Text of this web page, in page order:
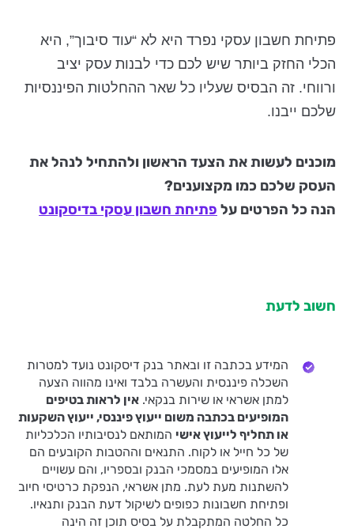
פתיחת חשבון עסקי נפרד היא לא “עוד סיבוך”, היא
הכלי החזק ביותר שיש לכם כדי לבנות עסק יציב
ורווחי. זה הבסיס שעליו כל שאר ההחלטות הפיננסיות
שלכם ייבנו.
מוכנים לעשות את הצעד הראשון ולהתחיל לנהל את
העסק שלכם כמו מקצוענים?
הנה כל הפרטים על פתיחת חשבון עסקי בדיסקונט
חשוב לדעת
המידע בכתבה זו ובאתר בנק דיסקונט נועד למטרות
השכלה פיננסית והעשרה בלבד ואינו מהווה הצעה
למתן אשראי או שירות בנקאי. אין לראות בטיפים
המופיעים בכתבה משום ייעוץ פיננסי, ייעוץ השקעות
או תחליף לייעוץ אישי המותאם לנסיבותיו הכלכליות
של כל חייל או לקוח. התנאים וההטבות הקובעים הם
אלו המופיעים במסמכי הבנק ובספריו, והם עשויים
להשתנות מעת לעת. מתן אשראי, הנפקת כרטיסי חיוב
ופתיחת חשבונות כפופים לשיקול דעת הבנק ותנאיו.
כל החלטה המתקבלת על בסיס תוכן זה הינה